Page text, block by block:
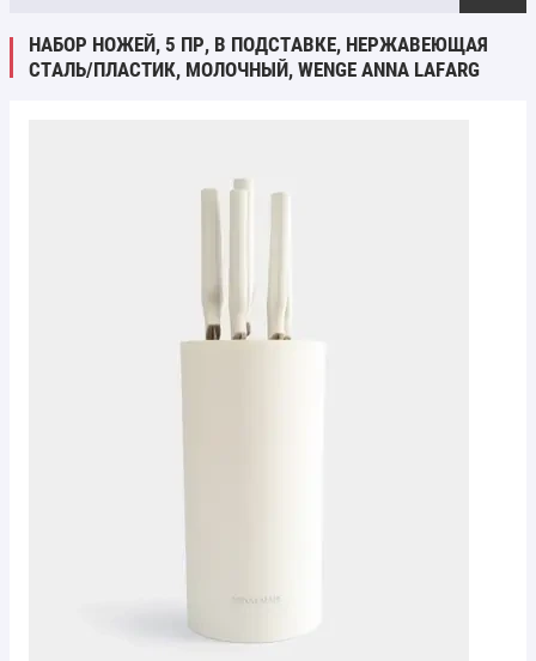
НАБОР НОЖЕЙ, 5 ПР, В ПОДСТАВКЕ, НЕРЖАВЕЮЩАЯ
СТАЛЬ/ПЛАСТИК, МОЛОЧНЫЙ, WENGE ANNA LAFARG